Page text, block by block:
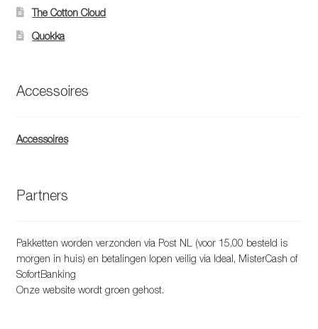
The Cotton Cloud
Quokka
Accessoires
Accessoires
Partners
Pakketten worden verzonden via Post NL (voor 15.00 besteld is
morgen in huis) en betalingen lopen veilig via Ideal, MisterCash of
SofortBanking
Onze website wordt groen gehost.